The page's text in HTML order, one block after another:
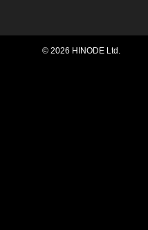
© 2026 HINODE Ltd.